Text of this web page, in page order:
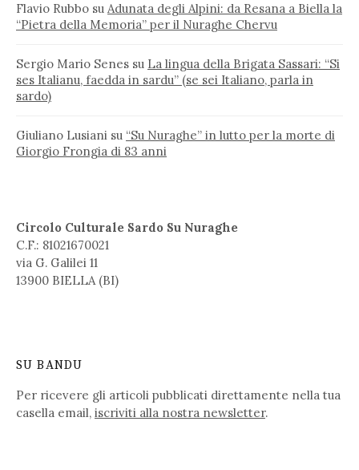
Flavio Rubbo su Adunata degli Alpini: da Resana a Biella la
“Pietra della Memoria” per il Nuraghe Chervu
Sergio Mario Senes su La lingua della Brigata Sassari: “Si
ses Italianu, faedda in sardu” (se sei Italiano, parla in
sardo)
Giuliano Lusiani su “Su Nuraghe” in lutto per la morte di
Giorgio Frongia di 83 anni
Circolo Culturale Sardo Su Nuraghe
C.F.: 81021670021
via G. Galilei 11
13900 BIELLA (BI)
SU BANDU
Per ricevere gli articoli pubblicati direttamente nella tua
casella email, iscriviti alla nostra newsletter.